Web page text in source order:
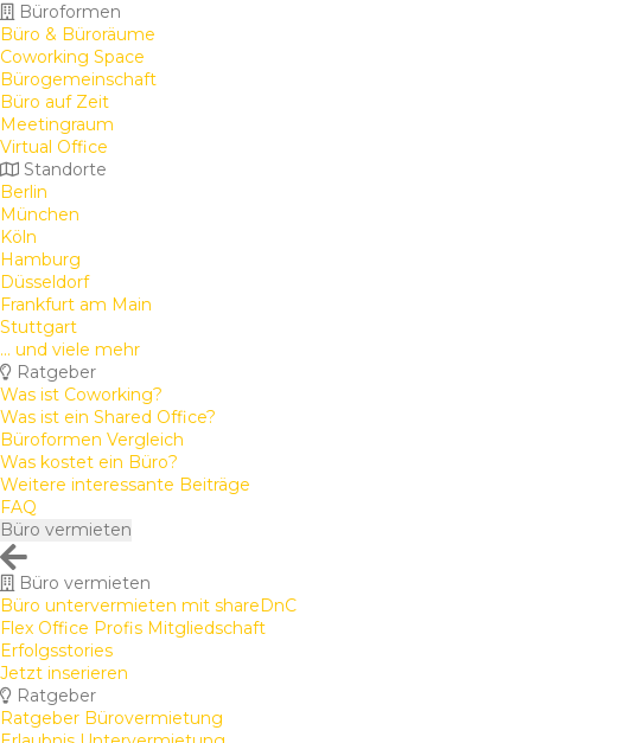
Büroformen
Büro & Büroräume
Coworking Space
Bürogemeinschaft
Büro auf Zeit
Meetingraum
Virtual Office
Standorte
Berlin
München
Köln
Hamburg
Düsseldorf
Frankfurt am Main
Stuttgart
... und viele mehr
Ratgeber
Was ist Coworking?
Was ist ein Shared Office?
Büroformen Vergleich
Was kostet ein Büro?
Weitere interessante Beiträge
FAQ
Büro vermieten
Büro vermieten
Büro untervermieten mit shareDnC
Flex Office Profis Mitgliedschaft
Erfolgsstories
Jetzt inserieren
Ratgeber
Ratgeber Bürovermietung